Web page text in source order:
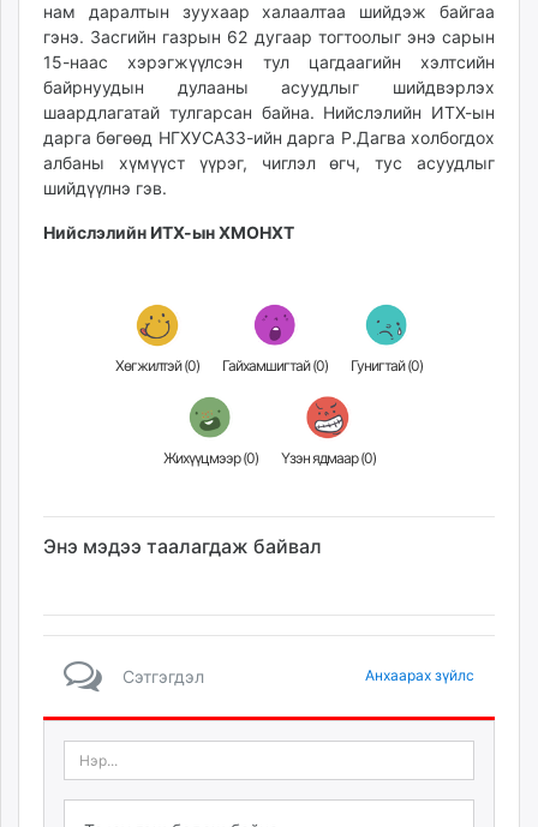
нам даралтын зуухаар халаалтаа шийдэж байгаа
гэнэ. Засгийн газрын 62 дугаар тогтоолыг энэ сарын
15-наас хэрэгжүүлсэн тул цагдаагийн хэлтсийн
байрнуудын дулааны асуудлыг шийдвэрлэх
шаардлагатай тулгарсан байна. Нийслэлийн ИТХ-ын
дарга бөгөөд НГХУСАЗЗ-ийн дарга Р.Дагва холбогдох
албаны хүмүүст үүрэг, чиглэл өгч, тус асуудлыг
шийдүүлнэ гэв.
Нийслэлийн ИТХ-ын ХМОНХТ
Хөгжилтэй (0) Гайхамшигтай (0) Гунигтай (0)
Жихүүцмээр (0) Үзэн ядмаар (0)
Энэ мэдээ таалагдаж байвал
Сэтгэгдэл Анхаарах зүйлс